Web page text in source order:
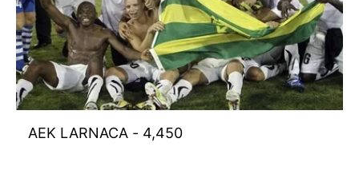
AEK LARNACA - 4,450